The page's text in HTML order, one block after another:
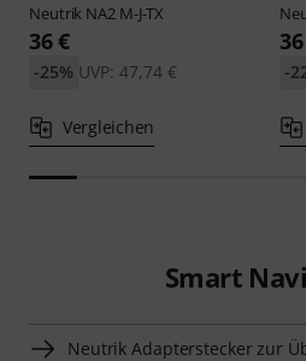
Neutrik NA2 M-J-TX
36 €
UVP: 47,74 €
-25%
Vergleichen
-
Smart
Neutrik Adapterstecker zur